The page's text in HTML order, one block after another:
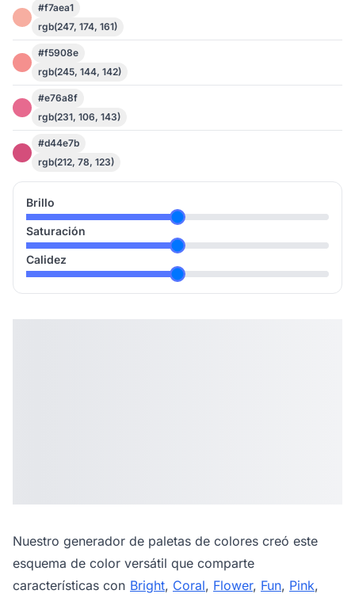
#f7aea1
rgb(247, 174, 161)
#f5908e
rgb(245, 144, 142)
#e76a8f
rgb(231, 106, 143)
#d44e7b
rgb(212, 78, 123)
Brillo
Saturación
Calidez
Nuestro generador de paletas de colores creó este
esquema de color versátil que comparte
características con Bright, Coral, Flower, Fun, Pink,